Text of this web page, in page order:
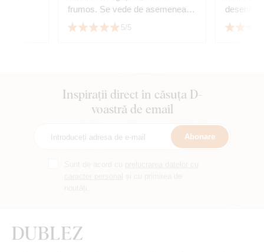
frumos. Se vede de asemenea și
copacul vieții cumpărat de la
5/5
desenele
Inspirații direct în căsuța D-
voastră de email
Abonare